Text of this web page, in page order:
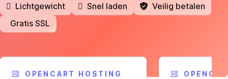
Lichtgewicht Snel laden
Veilig betalen
Gratis SSL
OPENCART HOSTING